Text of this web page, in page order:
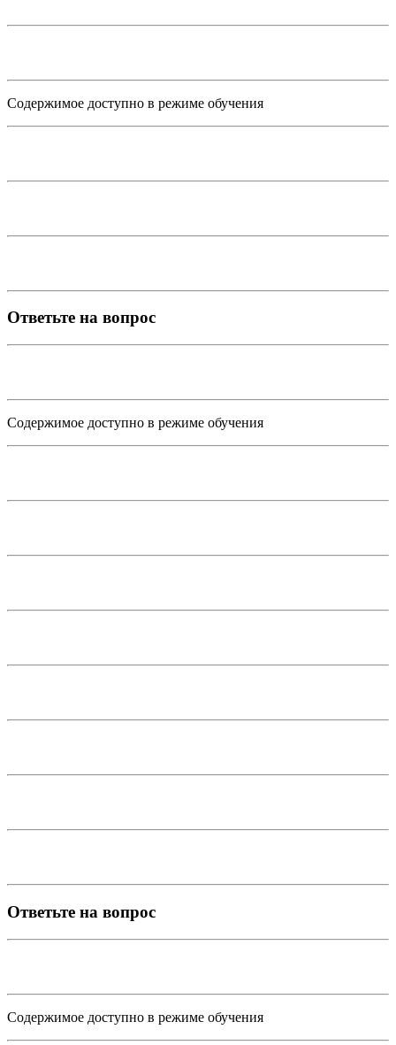
Содержимое доступно в режиме обучения
Ответьте на вопрос
Содержимое доступно в режиме обучения
Ответьте на вопрос
Содержимое доступно в режиме обучения